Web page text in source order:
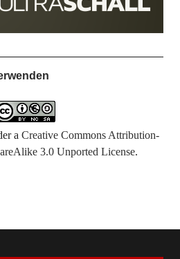
a Creative Commons Attribution-
3.0 Unported License.